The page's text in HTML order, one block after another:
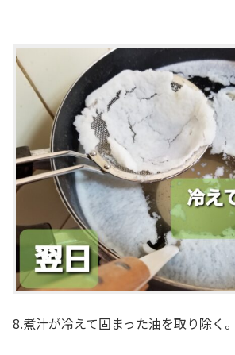
8.煮汁が冷えて固まった油を取り除く。